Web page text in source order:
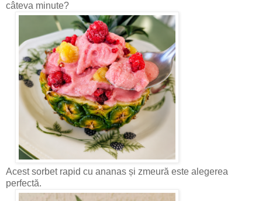
câteva minute?
Acest sorbet rapid cu ananas și zmeură este alegerea
perfectă.